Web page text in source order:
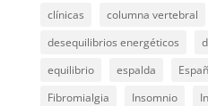
clínicas
columna vertebral
desequilibrios energéticos
equilibrio
espalda
Fibromialgia
Insomnio